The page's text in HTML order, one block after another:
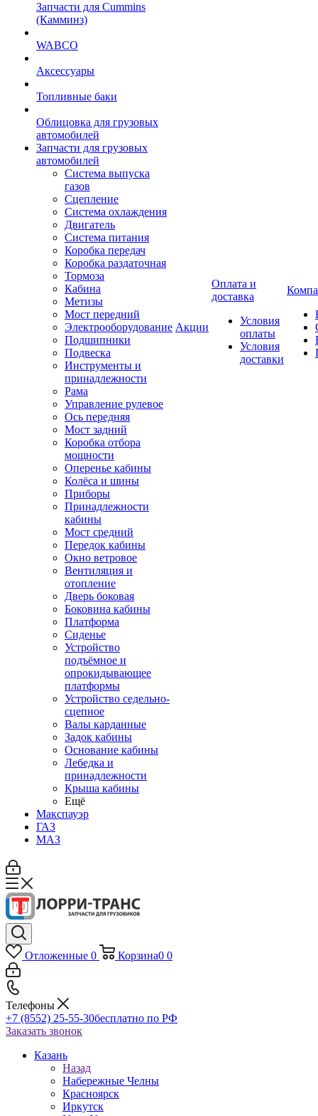
Запчасти для Cummins
(Камминз)
WABCO
Аксессуары
Топливные баки
Облицовка для грузовых
автомобилей
Запчасти для грузовых
автомобилей
Система выпуска
газов
Сцепление
Система охлаждения
Двигатель
Система питания
Коробка передач
Коробка раздаточная
Тормоза
Кабина
Метизы
Мост передний
Электрооборудование
Подшипники
Подвеска
Инструменты и
принадлежности
Рама
Управление рулевое
Ось передняя
Мост задний
Коробка отбора
мощности
Оперенье кабины
Колёса и шины
Приборы
Принадлежности
кабины
Мост средний
Передок кабины
Окно ветровое
Вентиляция и
отопление
Дверь боковая
Боковина кабины
Платформа
Сиденье
Устройство
подъёмное и
опрокидывающее
платформы
Устройство седельно-
сцепное
Валы карданные
Задок кабины
Основание кабины
Лебедка и
принадлежности
Крыша кабины
Ещё
Макспауэр
ГАЗ
МАЗ
Акции
Оплата и
доставка
Условия
оплаты
Условия
доставки
Отложенные 0 Корзина0 0
Телефоны
+7 (8552) 25-55-30бесплатно по РФ
Заказать звонок
Казань
Назад
Набережные Челны
Красноярск
Иркутск